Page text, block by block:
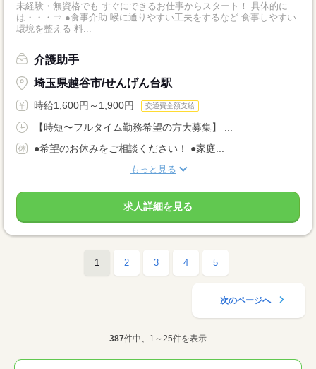
未経験・無資格でも すぐにできるお仕事からスタート！ 具体的に
は・・・⇒ ●食事介助 喉に通りやすい工夫をするなど 食事しやすい
環境を整える 料...
介護助手
埼玉県越谷市/せんげん台駅
時給1,600円～1,900円 交通費全額支給
【時短〜フルタイム勤務希望の方大募集】 ...
●希望のお休みをご相談ください！ ●家庭...
もっと見る
求人詳細を見る
1 2 3 4 5
次のページへ
387件中、1～25件を表示